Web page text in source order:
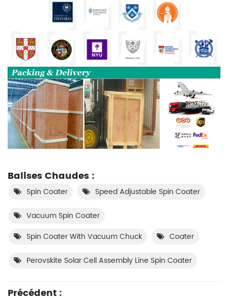
Balises Chaudes :
Spin Coater Speed Adjustable Spin Coater
Vacuum Spin Coater
Spin Coater With Vacuum Chuck
Coater
Perovskite Solar Cell Assembly Line Spin Coater
Précédent :